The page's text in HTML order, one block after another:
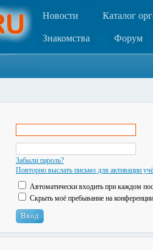
Новости Каталог
Знакомства Форум
Забыли пароль?
Повторно выслать письмо для активации
Автоматически входить при каждом
Скрыть моё пребывание на